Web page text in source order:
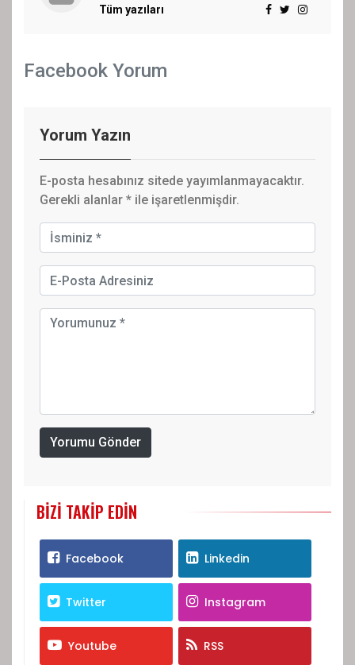
Tüm yazıları
Facebook Yorum
Yorum Yazın
E-posta hesabınız sitede yayımlanmayacaktır.
Gerekli alanlar * ile işaretlenmişdir.
Yorumu Gönder
BIZI TAKIP EDIN
Facebook Linkedin
Twitter Instagram
Youtube RSS